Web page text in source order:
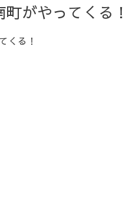
がやってくる！
くる！